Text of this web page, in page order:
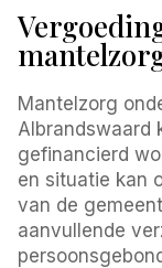
Mantelzorg
Albrandswaard
gefinancierd
en situatie kan
van de
aanvullende